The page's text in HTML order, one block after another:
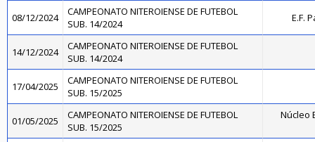
08/12/2024
CAMPEONATO NITEROIENSE DE FUTEBOL
SUB. 14/2024
E.F.
14/12/2024
CAMPEONATO NITEROIENSE DE FUTEBOL
SUB. 14/2024
17/04/2025
CAMPEONATO NITEROIENSE DE FUTEBOL
SUB. 15/2025
01/05/2025
CAMPEONATO NITEROIENSE DE FUTEBOL
SUB. 15/2025
Núcleo